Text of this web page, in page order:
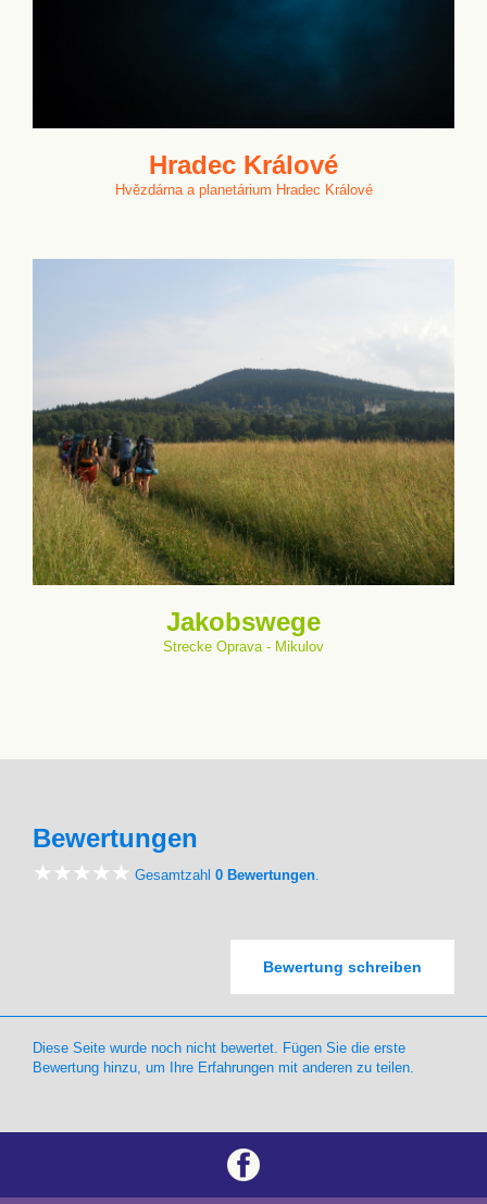
Hradec Králové
Hvězdárna a planetárium Hradec Králové
Jakobswege
Strecke Oprava - Mikulov
Bewertungen
Gesamtzahl 0 Bewertungen
Bewertung schreiben
Diese Seite wurde noch nicht bewertet. Fügen Sie die erste
Bewertung hinzu, um Ihre Erfahrungen mit anderen zu teilen.